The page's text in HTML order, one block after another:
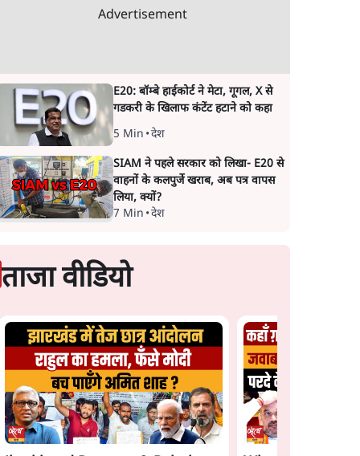
Advertisement
E20: बॉम्बे हाईकोर्ट ने मेटा, गूगल, X से
गडकरी के खिलाफ कंटेंट हटाने को कहा
5 Min •देश
SIAM ने पहले सरकार को लिखा- E20 से
वाहनों के कलपुर्जे खराब, अब पत्र वापस
लिया, क्यों?
7 Min •देश
ताजा वीडियो